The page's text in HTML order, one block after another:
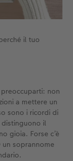
il tuo
non
a mettere un
sono i ricordi di
il
gioia. Forse c’è
soprannome